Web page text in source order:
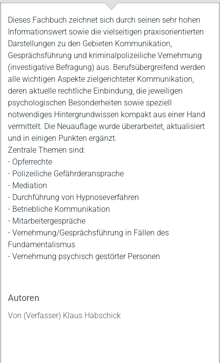
Beschreibung
Dieses Fachbuch zeichnet sich durch seinen sehr hohen
Informationswert sowie die vielseitigen praxisorientierten
Darstellungen zu den Gebieten Kommunikation,
Gesprächsführung und kriminalpolizeiliche Vernehmung
(investigative Befragung) aus. Berufsübergreifend werden
alle wichtigen Aspekte zielgerichteter Kommunikation,
deren aktuelle rechtliche Einbindung, die jeweiligen
psychologischen Besonderheiten sowie speziell
notwendiges Hintergrundwissen kompakt aus einer Hand
vermittelt. Die Neuauflage wurde überarbeitet, aktualisiert
und in einigen Punkten ergänzt.
Zentrale Themen sind:
- Opferrechte
- Polizeiliche Gefährderansprache
- Mediation
- Durchführung von Hypnoseverfahren
- Betriebliche Kommunikation
- Mitarbeitergespräche
- Vernehmung/Gesprächsführung in Fällen des
Fundamentalismus
- Vernehmung psychisch gestörter Personen
Autoren
Von (Verfasser) Klaus Habschick